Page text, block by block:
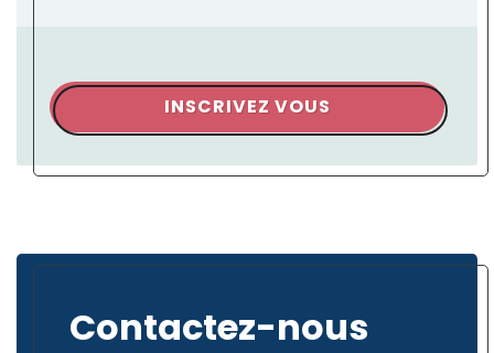
INSCRIVEZ VOUS
Contactez-nous